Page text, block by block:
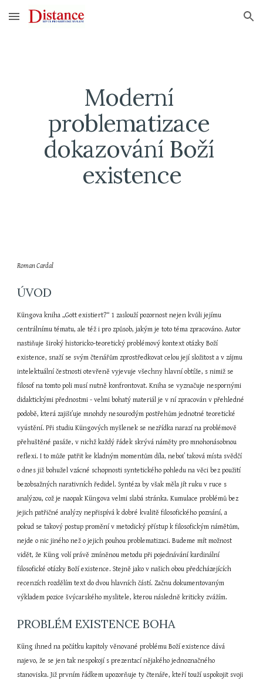
Skip to main content Skip to navigation
Moderní
problematizace
dokazování Boží
existence
Roman Cardal
ÚVOD
Küngova kniha „Gott existiert?“ 1 zaslouží pozornost nejen kvůli jejímu
centrálnímu tématu, ale též i pro způsob, jakým je toto téma zpracováno. Autor
nastiňuje široký historicko-teoretický problémový kontext otázky Boží
existence, snaží se svým čtenářům zprostředkovat celou její složitost a v zájmu
intelektuální čestnosti otevřeně vyjevuje všechny hlavní obtíže, s nimiž se
filosof na tomto poli musí nutně konfrontovat. Kniha se vyznačuje nespornými
didaktickými přednostmi - velmi bohatý materiál je v ní zpracován v přehledné
podobě, která zajišťuje mnohdy nesourodým postřehům jednotné teoretické
vyústění. Při studiu Küngových myšlenek se nezřídka narazí na problémově
přehuštěné pasáže, v nichž každý řádek skrývá náměty pro mnohonásobnou
reflexi. I to může patřit ke kladným momentům díla, neboť taková místa svědčí
o dnes již bohužel vzácné schopnosti syntetického pohledu na věci bez použití
bezobsažných narativních ředidel. Syntéza by však měla jít ruku v ruce s
analýzou, což je naopak Küngova velmi slabá stránka. Kumulace problémů bez
jejich patřičné analýzy nepřispívá k dobré kvalitě filosofického poznání, a
pokud se takový postup promění v metodický přístup k filosofickým námětům,
nejde o nic jiného než o jejich pouhou problematizaci. Budeme mít možnost
vidět, že Küng volí právě zmíněnou metodu při pojednávání kardinální
filosofické otázky Boží existence. Stejně jako v našich obou předcházejících
recenzích rozdělím text do dvou hlavních částí. Začnu dokumentovaným
výkladem pozice švýcarského myslitele, kterou následně kriticky zvážím.
PROBLÉM EXISTENCE BOHA
Küng ihned na počátku kapitoly věnované problému Boží existence dává
najevo, že se jen tak nespokojí s prezentací nějakého jednoznačného
stanoviska. Již prvním řádkem upozorňuje ty čtenáře, kteří touží uspokojit svoji